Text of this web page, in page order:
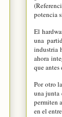
potencia
El
una
industria
ahora
que antes
Por otro
una junta
permiten
en el